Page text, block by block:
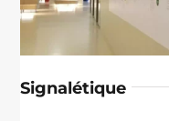
Signalétique